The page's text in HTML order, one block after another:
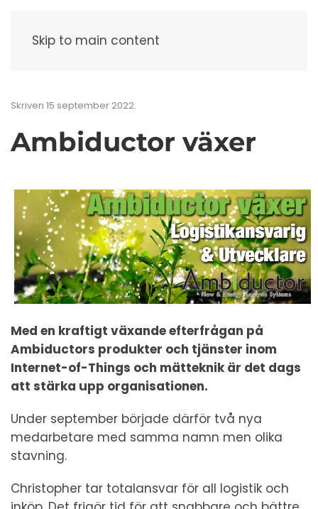
Skip to main content
Skriven 15 september 2022.
Ambiductor växer
Med en kraftigt växande efterfrågan på
Ambiductors produkter och tjänster inom
Internet-of-Things och mätteknik är det dags
att stärka upp organisationen.
Under september började därför två nya
medarbetare med samma namn men olika
stavning.
Christopher tar totalansvar för all logistik och